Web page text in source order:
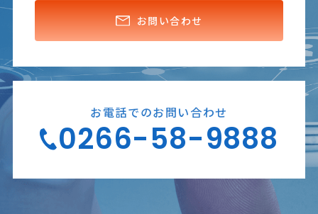
お問い合わせ
お電話でのお問い合わせ
0266-58-9888